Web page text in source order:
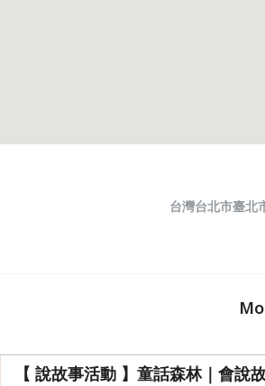
台灣台北市臺北
【 說故事活動 】童話森林｜會說